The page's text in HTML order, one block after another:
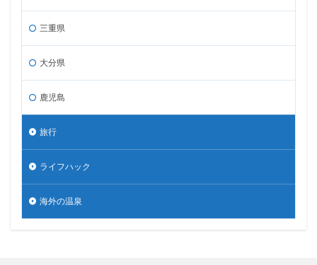
三重県
大分県
鹿児島
旅行
ライフハック
海外の温泉